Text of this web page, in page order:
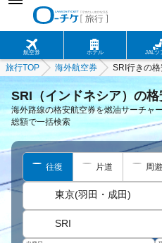
航空券 ホテル JALツ
旅行TOP 海外航空券 SRI行きの
SRI（インドネシア）の
海外路線の格安航空券を燃油サーチャ
総額で一括検索
往復 片道 周遊
東京(羽田・成田)
SRI